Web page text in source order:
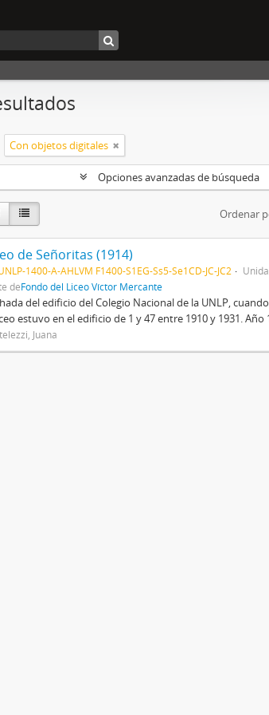
Con objetos digitales
Opciones avanzadas de búsqueda
Ordenar
de Señoritas (1914)
1400-A-AHLVM F1400-S1EG-Ss5-Se1CD-JC-JC2
deFondo del Liceo Víctor Mercante
del edificio del Colegio Nacional de la UNLP,
estuvo en el edificio de 1 y 47 entre 1910 y 1931. Año
Juana